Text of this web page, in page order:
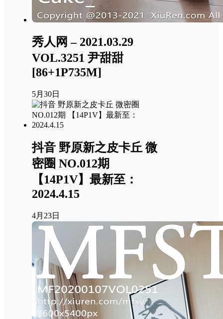
秀人网 – 2021.03.29
VOL.3251 尹甜甜
[86+1P735M]
5月30日
抖音 野原新之皮卡丘 微
密圈 NO.012期
【14P1V】最新至：
2024.4.15
4月23日